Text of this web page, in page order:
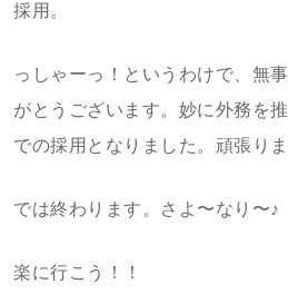
採用。
っしゃーっ！というわけで、無
がとうございます。妙に外務を
での採用となりました。頑張りま
では終わります。さよ〜なり〜♪
楽に行こう！！